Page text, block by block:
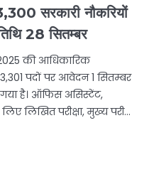
सरकारी नौकरियों
28 सितम्बर
2025 की आधिकारिक
पदों पर आवेदन 1 सितम्बर
है। ऑफिस असिस्टेंट,
परीक्षा, मुख्य परीक्षा
की तिथियों और चयन